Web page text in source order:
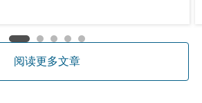
阅读更多文章